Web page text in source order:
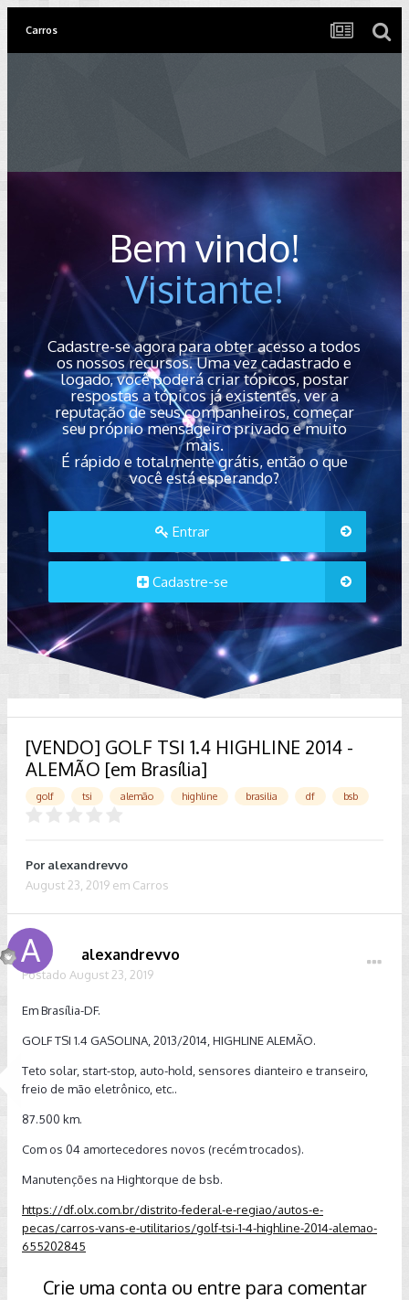
Carros
Bem vindo!
Visitante!
Cadastre-se agora para obter acesso a todos
os nossos recursos. Uma vez cadastrado e
logado, você poderá criar tópicos, postar
respostas a tópicos já existentes, ver a
reputação de seus companheiros, começar
seu próprio mensageiro privado e muito
mais.
É rápido e totalmente grátis, então o que
você está esperando?
Entrar
Cadastre-se
[VENDO] GOLF TSI 1.4 HIGHLINE 2014 -
ALEMÃO [em Brasília]
golf tsi alemão highline brasilia df bsb
Por alexandrevvo
August 23, 2019 em Carros
alexandrevvo
Postado August 23, 2019
Em Brasília-DF.
GOLF TSI 1.4 GASOLINA, 2013/2014, HIGHLINE ALEMÃO.
Teto solar, start-stop, auto-hold, sensores dianteiro e transeiro,
freio de mão eletrônico, etc..
87.500 km.
Com os 04 amortecedores novos (recém trocados).
Manutenções na Hightorque de bsb.
https://df.olx.com.br/distrito-federal-e-regiao/autos-e-
pecas/carros-vans-e-utilitarios/golf-tsi-1-4-highline-2014-alemao-
655202845
Crie uma conta ou entre para comentar